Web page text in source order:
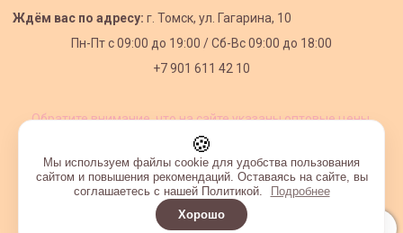
Ждём вас по адресу: г. Томск, ул. Гагарина, 10
Пн-Пт с09:00 до 19:00 /Сб-Вс 09:00 до 18:00
+7 901 611 42 10
Обратите внимание, что на сайте указаны оптовые цены,
Интернет-магазин создан на InSales
🍪
Мы используем файлы cookie для удобства пользования
сайтом и повышения рекомендаций. Оставаясь на сайте, вы
соглашаетесь с нашей Политикой.
Подробнее
Хорошо